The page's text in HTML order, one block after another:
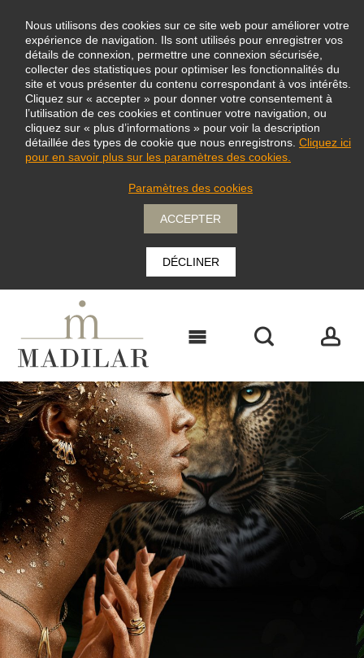
Nous utilisons des cookies sur ce site web pour améliorer votre
expérience de navigation. Ils sont utilisés pour enregistrer vos
détails de connexion, permettre une connexion sécurisée,
collecter des statistiques pour optimiser les fonctionnalités du
site et vous présenter du contenu correspondant à vos intérêts.
Cliquez sur « accepter » pour donner votre consentement à
l’utilisation de ces cookies et continuer votre navigation, ou
cliquez sur « plus d’informations » pour voir la description
détaillée des types de cookie que nous enregistrons. Cliquez ici
pour en savoir plus sur les paramètres des cookies.
Paramètres des cookies
ACCEPTER
DÉCLINER